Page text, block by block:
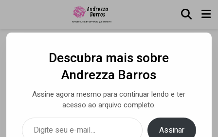
Ana Laura Lopes
apresenta “Elevador”,
segundo single do seu
álbum de estreia
Descubra mais sobre
Andrezza Barros
Assine agora mesmo para continuar lendo e ter
acesso ao arquivo completo.
Digite seu e-mail…
Assinar